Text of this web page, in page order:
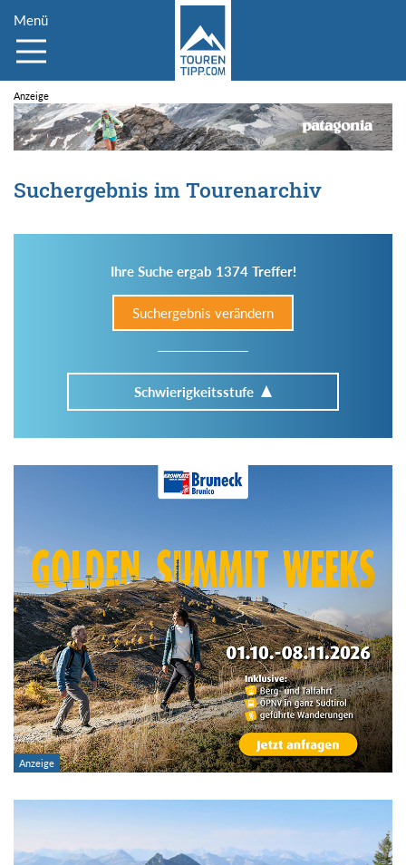
Menü
Suchergebnis im Tourenarchiv
Ihre Suche ergab 1374 Treffer!
Suchergebnis verändern
Schwierigkeitsstufe
Im Tourenarchiv suchen
Region:
Gebirge:
Art der Tour:
von